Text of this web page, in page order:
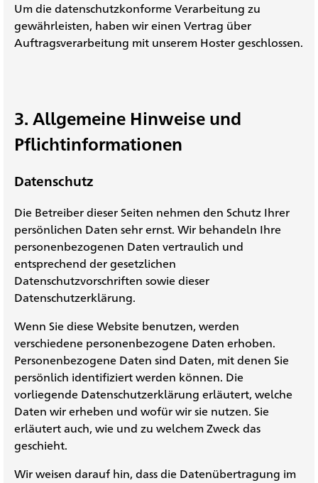
Um die datenschutzkonforme Verarbeitung zu
gewährleisten, haben wir einen Vertrag über
Auftragsverarbeitung mit unserem Hoster geschlossen.
3. Allgemeine Hinweise und
Pflichtinformationen
Datenschutz
Die Betreiber dieser Seiten nehmen den Schutz Ihrer
persönlichen Daten sehr ernst. Wir behandeln Ihre
personenbezogenen Daten vertraulich und
entsprechend der gesetzlichen
Datenschutzvorschriften sowie dieser
Datenschutzerklärung.
Wenn Sie diese Website benutzen, werden
verschiedene personenbezogene Daten erhoben.
Personenbezogene Daten sind Daten, mit denen Sie
persönlich identifiziert werden können. Die
vorliegende Datenschutzerklärung erläutert, welche
Daten wir erheben und wofür wir sie nutzen. Sie
erläutert auch, wie und zu welchem Zweck das
geschieht.
Wir weisen darauf hin, dass die Datenübertragung im